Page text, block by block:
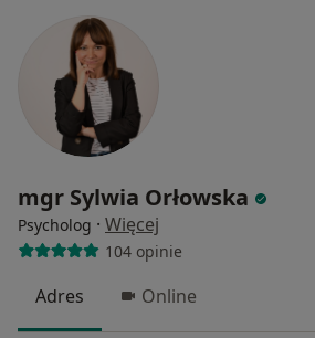
mgr Sylwia Orłowska
Psycholog · Więcej
104 opinie
Adres Online